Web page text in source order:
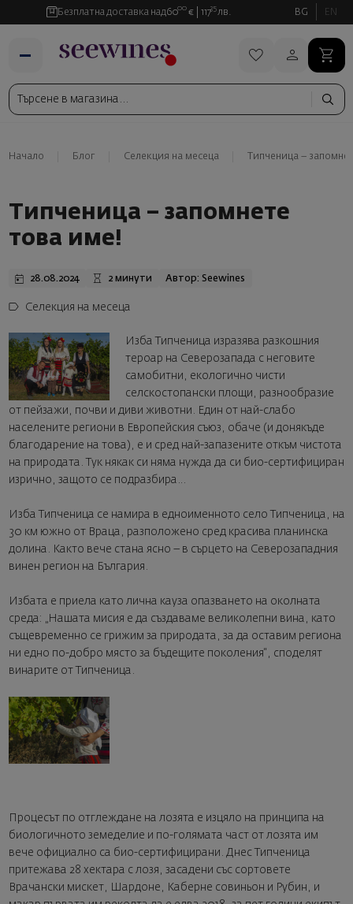
Безплатна доставка над6000 € 11735 лв. BG EN
Начало Блог Селекция на месеца Типченица –
Типченица – запомнете
това име!
28.08.2024 2 минути Автор: Seewines
Селекция на месеца
Изба Типченица изразява разкошния
тероар на Северозапада с неговите
самобитни, екологично чисти
селскостопански площи, разнообразие
от пейзажи, почви и диви животни. Един от най-слабо
населените региони в Европейския съюз, обаче (и донякъде
благодарение на това), е и сред най-запазените откъм чистота
на природата. Тук някак си няма нужда да си био-сертифициран
изрично, защото се подразбира…
Изба Типченица се намира в едноименното село Типченица, на
30 км южно от Враца, разположено сред красива планинска
долина. Както вече стана ясно – в сърцето на Северозападния
винен регион на България.
Избата е приела като лична кауза опазването на околната
среда: „Нашата мисия е да създаваме великолепни вина, като
същевременно се грижим за природата, за да оставим региона
ни едно по-добро място за бъдещите поколения“, споделят
винарите от Типченица.
Процесът по отглеждане на лозята е изцяло на принципа на
биологичното земеделие и по-голямата част от лозята им
вече официално са био-сертифицирани. Днес Типченица
притежава 28 хектара с лозя, засадени със сортовете
Врачански мискет, Шардоне, Каберне совиньон и Рубин, и